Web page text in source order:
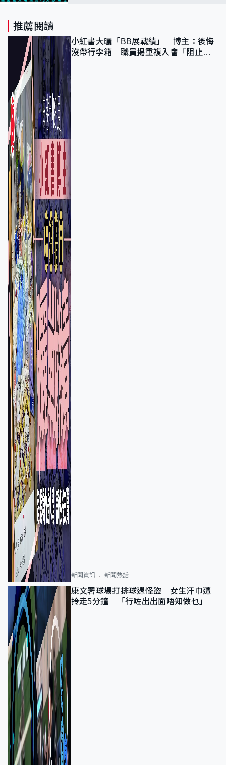
推薦閱讀
小紅書大曬「BB展戰績」 博主：後悔
沒帶行李箱 職員揭重複入會「阻止唔
新聞資訊 新聞熱話
康文署球場打排球遇怪盜 女生汗巾遭
拎走5分鐘 「行咗出出面唔知做乜」